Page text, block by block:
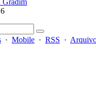
· Mobile · RSS ·